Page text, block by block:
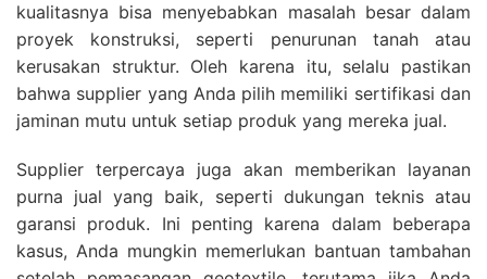
kualitasnya bisa menyebabkan masalah besar dalam
proyek konstruksi, seperti penurunan tanah atau
kerusakan struktur. Oleh karena itu, selalu pastikan
bahwa supplier yang Anda pilih memiliki sertifikasi dan
jaminan mutu untuk setiap produk yang mereka jual.
Supplier terpercaya juga akan memberikan layanan
purna jual yang baik, seperti dukungan teknis atau
garansi produk. Ini penting karena dalam beberapa
kasus, Anda mungkin memerlukan bantuan tambahan